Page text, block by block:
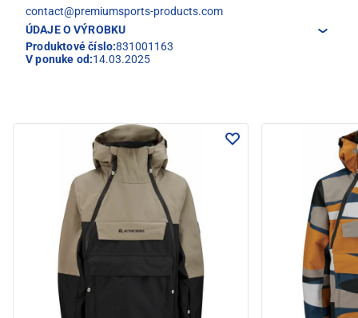
contact@premiumsports-products.com
ÚDAJE O VÝROBKU
Produktové číslo:831001163
V ponuke od:14.03.2025